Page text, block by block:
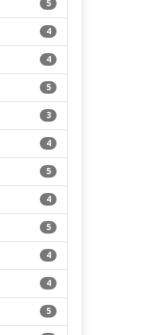
5
4
4
5
3
4
5
4
5
4
4
5